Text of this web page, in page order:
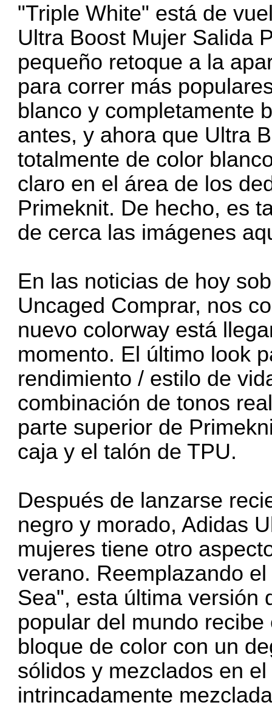
"Triple White" está de
Ultra Boost Mujer Salida
pequeño retoque a la
para correr más
blanco y completamente
antes, y ahora que Ultra
totalmente de color
claro en el área de los
Primeknit. De hecho, es
de cerca las imágenes
En las noticias de hoy
Uncaged Comprar, nos
nuevo colorway está
momento. El último look
rendimiento / estilo de
combinación de tonos
parte superior de
caja y el talón de TPU.
Después de lanzarse
negro y morado,Adidas
mujeres tiene otro
verano. Reemplazando
Sea", esta última versión
popular del mundo
bloque de color con un
sólidos y mezclados en
intrincadamente